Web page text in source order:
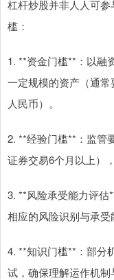
杠杆炒股并非人人可
槛：
1. **资金门槛**：以融
一定规模的资产（通
人民币）。
2. **经验门槛**：监管
证券交易6个月以上）
3. **风险承受能力评估
相应的风险识别与承受
4. **知识门槛**：部分
试，确保理解运作机制